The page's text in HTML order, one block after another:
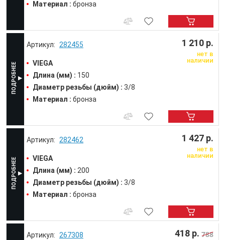
Материал : бронза
282455
VIEGA
Длина (мм) : 150
Диаметр резьбы (дюйм) : 3/8
Материал : бронза
1 210 р.
нет в
наличии
282462
VIEGA
Длина (мм) : 200
Диаметр резьбы (дюйм) : 3/8
Материал : бронза
1 427 р.
нет в
наличии
267308 418 р. 788